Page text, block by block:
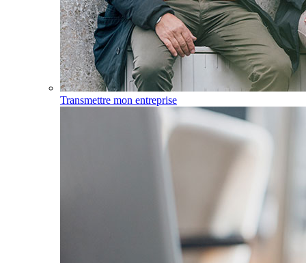
Transmettre mon entreprise